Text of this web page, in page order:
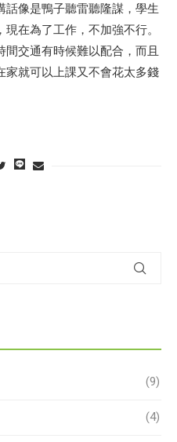
話像是鴨子聽雷聽隆謀，學生
在為了工作，不加強不行。
交通有時候難以配合，而且
家就可以上課又不會花太多錢
(9)
(4)